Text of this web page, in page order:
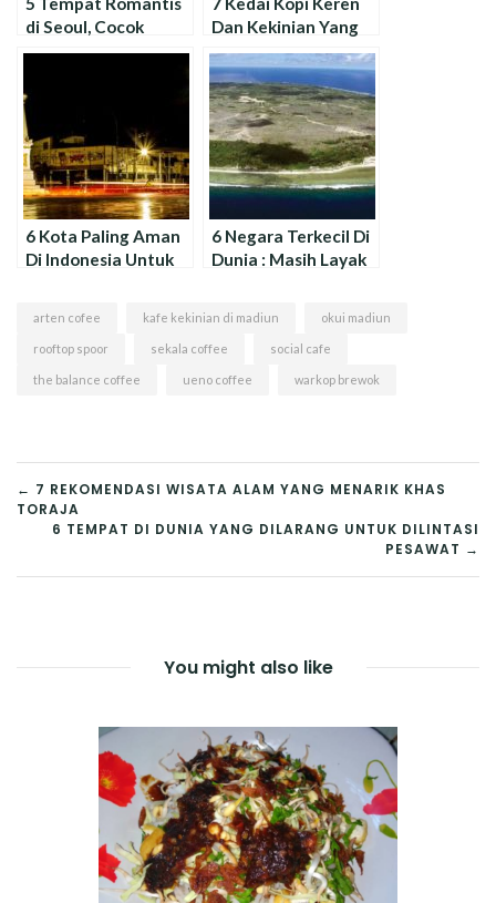
di Seoul, Cocok
untuk Pasangan!
Dan Kekinian Yang
Populer Di Jakarta
6 Kota Paling Aman
Di Indonesia Untuk
6 Negara Terkecil Di
Dunia : Masih Layak
arten cofee kafe kekinian di madiun okui madiun
rooftop spoor sekala coffee social cafe
the balance coffee ueno coffee warkop brewok
NAVIGASI
POS
← 7 REKOMENDASI WISATA ALAM YANG MENARIK KHAS
TORAJA
6 TEMPAT DI DUNIA YANG DILARANG UNTUK DILINTASI
PESAWAT →
You might also like